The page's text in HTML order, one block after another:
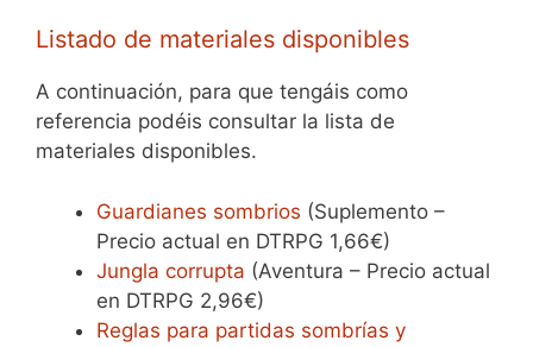
Listado de materiales disponibles
A continuación, para que tengáis como
referencia podéis consultar la lista de
materiales disponibles.
Guardianes sombrios (Suplemento –
Precio actual en DTRPG 1,66€)
Jungla corrupta (Aventura – Precio actual
en DTRPG 2,96€)
Reglas para partidas sombrías y